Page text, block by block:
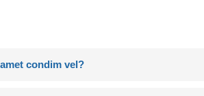
condim vel?